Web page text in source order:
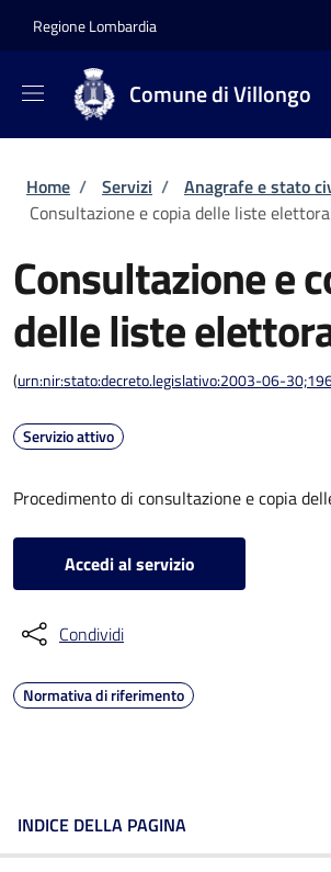
Regione Lombardia
Comune di Villongo
Briciole di pane
Home / Servizi / Anagrafe e stato
Consultazione e copia delle liste
Consultazione e
delle liste
(urn:nir:stato:decreto.legislativo:2003-06-
Servizio attivo
Procedimento di consultazione e copia
Accedi al servizio
Condividi
Normativa di riferimento
INDICE DELLA PAGINA